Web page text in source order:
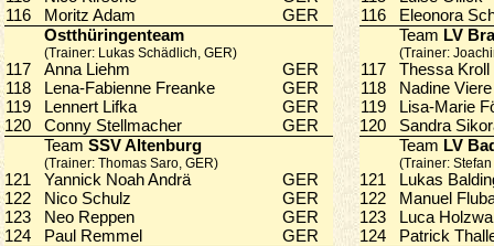
116
Moritz Adam
GER
Ostthüringenteam
(Trainer: Lukas Schädlich, GER)
117 Anna Liehm
GER
118
Lena-Fabienne Freanke
GER
119
Lennert Lifka
GER
120 Conny Stellmacher
GER
Team SSV Altenburg
(Trainer: Thomas Saro, GER)
121 Yannick Noah Andrä
GER
122
Nico Schulz
GER
123
Neo Reppen
GER
124
Paul Remmel GER
116
Eleonora
Team LV
(Trainer:
117 Thessa
118
Nadine
119
Lisa-Marie
120 Sandra
Team LV
(Trainer:
121
Lukas
122
Manuel
123
Luca
124
Patrick